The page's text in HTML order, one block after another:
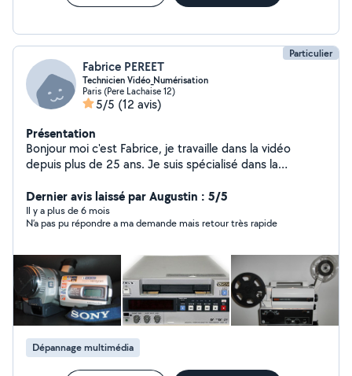
Particulier
Fabrice PEREET
Technicien Vidéo_Numérisation
Paris (Pere Lachaise 12)
5/5 (12 avis)
Présentation
Bonjour moi c'est Fabrice, je travaille dans la vidéo
depuis plus de 25 ans. Je suis spécialisé dans la
vidéo, pellicules film, diapositives) sous forme
numérique. Je suis passionné d'informatique
Dernier avis laissé par Augustin : 5/5
Il y a plus de 6 mois
N’a pas pu répondre a ma demande mais retour très rapide
Dépannage multimédia